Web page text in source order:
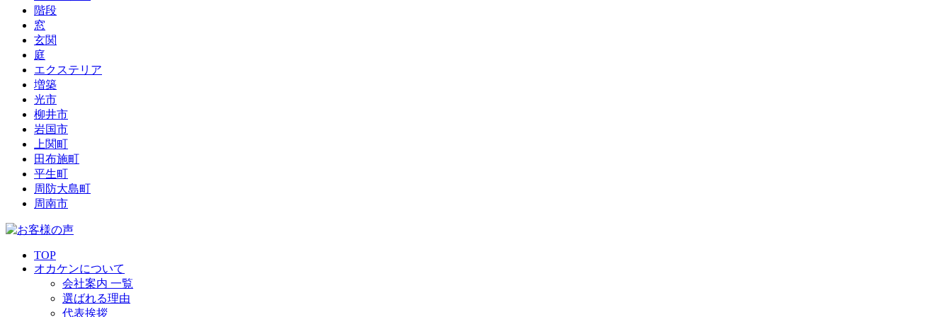
階段
窓
玄関
庭
エクステリア
増築
光市
柳井市
岩国市
上関町
田布施町
平生町
周防大島町
周南市
TOP
オカケンについて
会社案内 一覧
選ばれる理由
代表挨拶